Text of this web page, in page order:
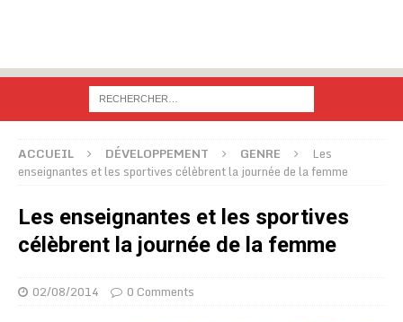
ACCUEIL DÉVELOPPEMENT GENRE
Les
enseignantes et les sportives célèbrent la journée de la femme
Les enseignantes et les sportives
célèbrent la journée de la femme
02/08/2014 0 Comments